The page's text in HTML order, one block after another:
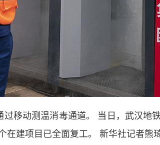
动测温消毒通道。 当日，武汉地
在建项目已全面复工。 新华社记者熊